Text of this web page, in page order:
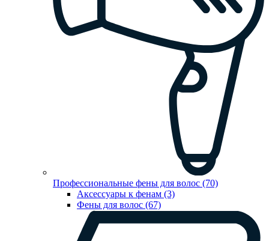
Профессиональные фены для волос (70)
Аксессуары к фенам (3)
Фены для волос (67)